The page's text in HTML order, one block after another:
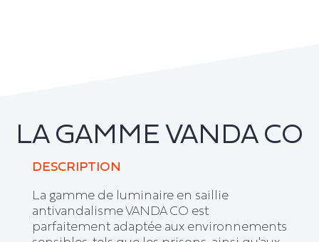
LA GAMME VANDA CO
DESCRIPTION
La gamme de luminaire en saillie
antivandalisme VANDA CO est
parfaitement adaptée aux environnements